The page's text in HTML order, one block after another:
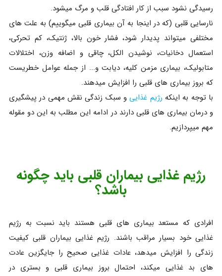
رسیدگی نشود سبب از کار افتادگی قلب و مرگ میشود.
نارسایی قلبی (که در اینجا به آن بیماری قلبی میگوییم) به علت های
مختلفی میتواند پدیدار شود، فشار خون بالا، ژنتیک، کم تحرکی،
استعمال دخانیات، نوشیدن الکل، چاقی و اضافه وزن، اختلالات
متابولیک، بیماری مزمن کلیه، دیابت و... از جمله عوامل خطریست
که بروز بیماری های قلبی را افزایش میدهند.
با توجه به اینکه رژیم غذاییو سبک زندگی نقش مهمی در پیشگیری
و درمان بیماری های قلبی دارند در ادامه این مطلب به این دو مقوله
مهم میپردازیم.
رژیم غذایی بیماران قلبی باید چگونه
باشد؟
افرادی که مستعد بیماری های قلبی هستند باید نسبت به رژیم
غذایی خود بسیار مراقب باشند. رژیم غذایی بیماران قلبی کیفیت
زندگی را افزایش میدهد، عادات غذایی صحیح را جایگزین عادت
های بد غذایی میکند، احتمال بروز بیماری قلبی و بستری در